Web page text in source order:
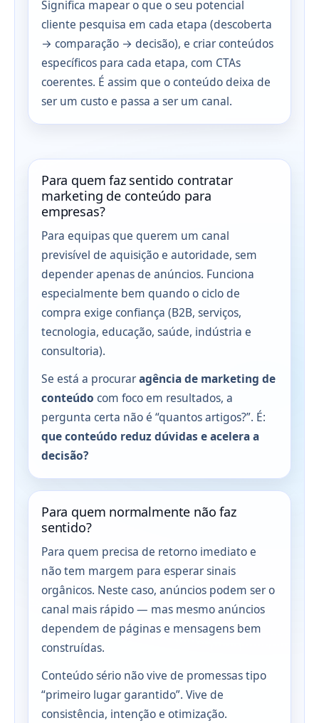
Significa mapear o que o seu potencial
cliente pesquisa em cada etapa (descoberta
→ comparação → decisão), e criar conteúdos
específicos para cada etapa, com CTAs
coerentes. É assim que o conteúdo deixa de
ser um custo e passa a ser um canal.
Para quem faz sentido contratar
marketing de conteúdo para
empresas?
Para equipas que querem um canal
previsível de aquisição e autoridade, sem
depender apenas de anúncios. Funciona
especialmente bem quando o ciclo de
compra exige confiança (B2B, serviços,
tecnologia, educação, saúde, indústria e
consultoria).
Se está a procuraragência de marketing de
conteúdo com foco em resultados, a
pergunta certa não é “quantos artigos?”. É:
que conteúdo reduz dúvidas e acelera a
decisão?
Para quem normalmente não faz
sentido?
Para quem precisa de retorno imediato e
não tem margem para esperar sinais
orgânicos. Neste caso, anúncios podem ser o
canal mais rápido — mas mesmo anúncios
dependem de páginas e mensagens bem
construídas.
Conteúdo sério não vive de promessas tipo
“primeiro lugar garantido”. Vive de
consistência, intenção e otimização.